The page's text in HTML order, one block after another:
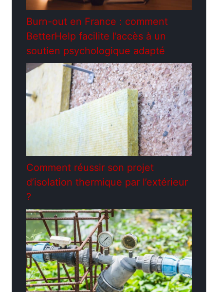
Burn-out en France : comment
BetterHelp facilite l’accès à un
soutien psychologique adapté
Comment réussir son projet
d’isolation thermique par l’extérieur
?